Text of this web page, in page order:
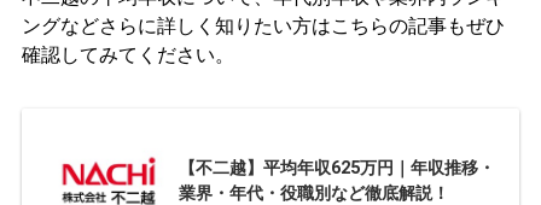
ングなどさらに詳しく知りたい方はこちらの記事もぜひ
確認してみてください。
【不二越】平均年収625万円｜年収推移・
業界・年代・役職別など徹底解説！